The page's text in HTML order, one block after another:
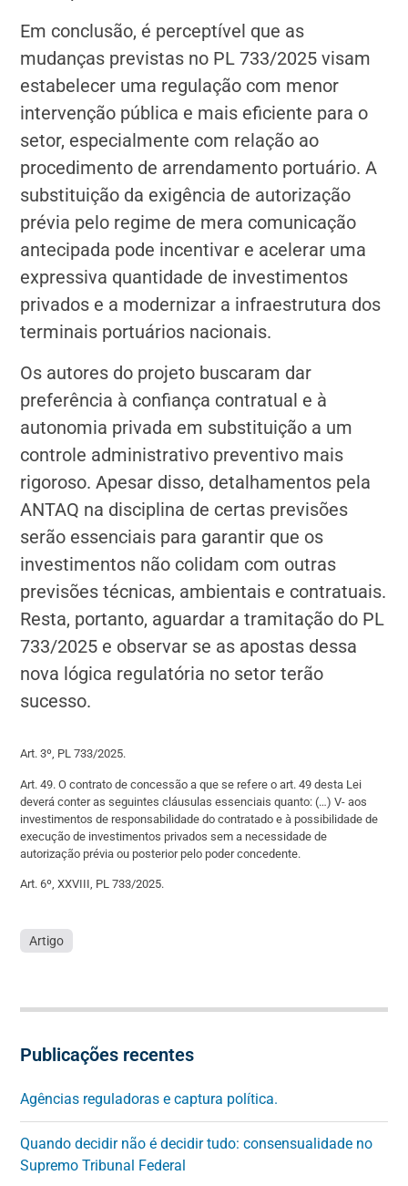
Em conclusão, é perceptível que as
mudanças previstas no PL 733/2025 visam
estabelecer uma regulação com menor
intervenção pública e mais eficiente para o
setor, especialmente com relação ao
procedimento de arrendamento portuário. A
substituição da exigência de autorização
prévia pelo regime de mera comunicação
antecipada pode incentivar e acelerar uma
expressiva quantidade de investimentos
privados e a modernizar a infraestrutura dos
terminais portuários nacionais.
Os autores do projeto buscaram dar
preferência à confiança contratual e à
autonomia privada em substituição a um
controle administrativo preventivo mais
rigoroso. Apesar disso, detalhamentos pela
ANTAQ na disciplina de certas previsões
serão essenciais para garantir que os
investimentos não colidam com outras
previsões técnicas, ambientais e contratuais.
Resta, portanto, aguardar a tramitação do PL
733/2025 e observar se as apostas dessa
nova lógica regulatória no setor terão
sucesso.
Art. 3º, PL 733/2025.
Art. 49. O contrato de concessão a que se refere o art. 49 desta Lei
deverá conter as seguintes cláusulas essenciais quanto: (…) V- aos
investimentos de responsabilidade do contratado e à possibilidade de
execução de investimentos privados sem a necessidade de
autorização prévia ou posterior pelo poder concedente.
Art. 6º, XXVIII, PL 733/2025.
Artigo
Publicações recentes
Agências reguladoras e captura política.
Quando decidir não é decidir tudo: consensualidade no
Supremo Tribunal Federal